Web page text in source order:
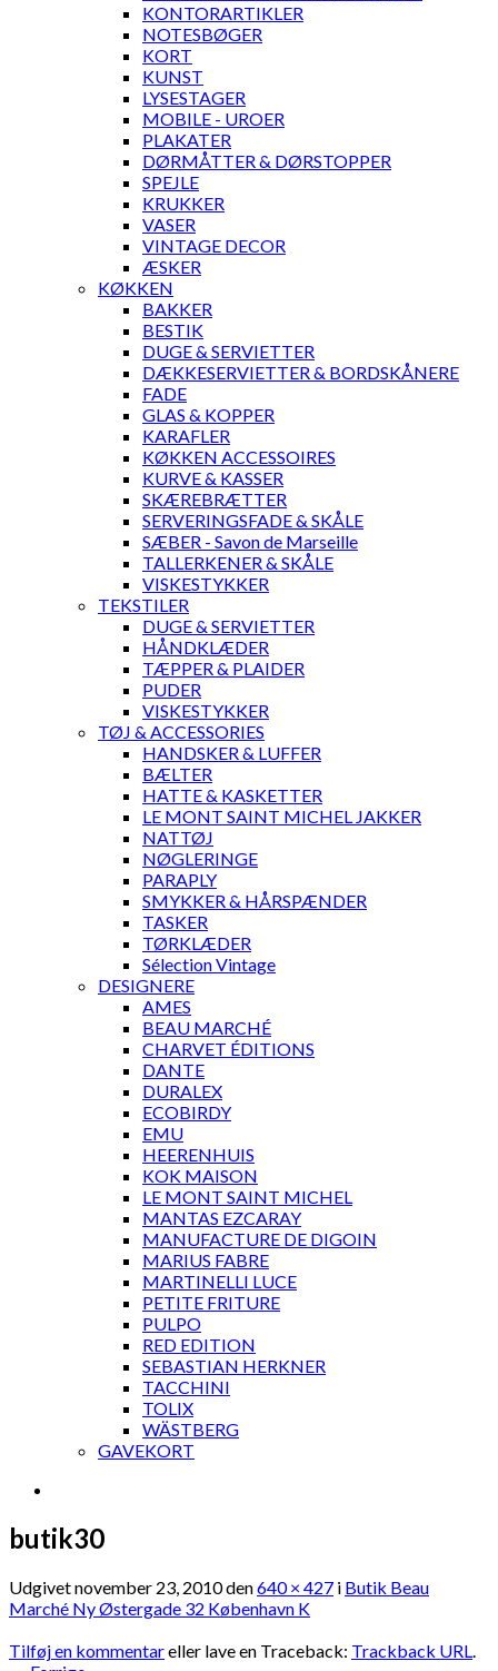
KONTORARTIKLER
NOTESBØGER
KORT
KUNST
LYSESTAGER
MOBILE - UROER
PLAKATER
DØRMÅTTER & DØRSTOPPER
SPEJLE
KRUKKER
VASER
VINTAGE DECOR
ÆSKER
KØKKEN
BAKKER
BESTIK
DUGE & SERVIETTER
DÆKKESERVIETTER & BORDSKÅNERE
FADE
GLAS & KOPPER
KARAFLER
KØKKEN ACCESSOIRES
KURVE & KASSER
SKÆREBRÆTTER
SERVERINGSFADE & SKÅLE
SÆBER - Savon de Marseille
TALLERKENER & SKÅLE
VISKESTYKKER
TEKSTILER
DUGE & SERVIETTER
HÅNDKLÆDER
TÆPPER & PLAIDER
PUDER
VISKESTYKKER
TØJ & ACCESSORIES
HANDSKER & LUFFER
BÆLTER
HATTE & KASKETTER
LE MONT SAINT MICHEL JAKKER
NATTØJ
NØGLERINGE
PARAPLY
SMYKKER & HÅRSPÆNDER
TASKER
TØRKLÆDER
Sélection Vintage
DESIGNERE
AMES
BEAU MARCHÉ
CHARVET ÉDITIONS
DANTE
DURALEX
ECOBIRDY
EMU
HEERENHUIS
KOK MAISON
LE MONT SAINT MICHEL
MANTAS EZCARAY
MANUFACTURE DE DIGOIN
MARIUS FABRE
MARTINELLI LUCE
PETITE FRITURE
PULPO
RED EDITION
SEBASTIAN HERKNER
TACCHINI
TOLIX
WÄSTBERG
GAVEKORT
butik30
Udgivetnovember 23, 2010den640 × 427 i Butik Beau
Marché Ny Østergade 32 København K
Tilføj en kommentareller lave en Traceback: Trackback URL.